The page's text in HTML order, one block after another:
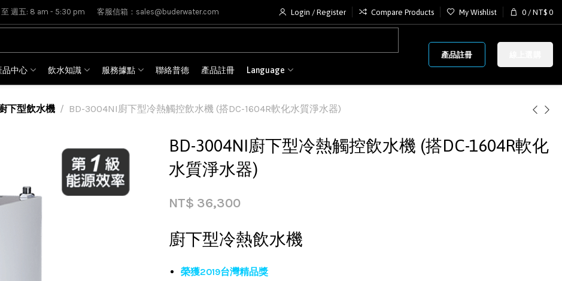
至 週五: 8 am - 5:30 pm 客服信箱：sales@buderwater.com Login / Register Compare Products My Wishlist 0 / NT$ 0
品中心 飲水知識 服務據點 聯絡普德 產品註冊 Language
產品註冊
下型飲水機 BD-3004NI廚下型冷熱觸控飲水機 (搭DC-1604R軟化水質淨水器)
BD-3004NI廚下型冷熱觸控飲水機 (搭DC-1604R軟化
水質淨水器)
NT$ 36,300
廚下型冷熱飲水機
榮獲2019台灣精品獎